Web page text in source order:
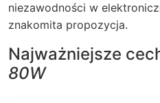
niezawodności w
znakomita propozycja.
Najważniejsze
80W